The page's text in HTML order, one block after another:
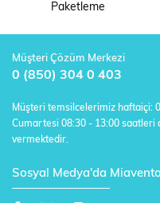
Paketleme
Müşteri Çözüm Merkezi
0 (850) 304 0 403
Müşteri temsilcelerimiz haftaiçi:
Cumartesi 08:30 - 13:00 saatleri
vermektedir.
Sosyal Medya'da Miavento